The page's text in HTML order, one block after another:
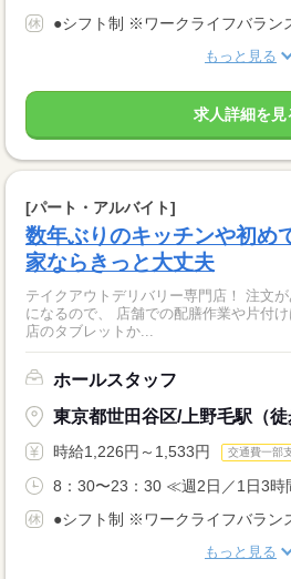
●シフト制 ※ワークライフバラン
もっと見る
求人詳細を見
[パート・アルバイト]
数年ぶりのキッチンや初め
家ならきっと大丈夫
テイクアウトデリバリー専門店！ 注文
になるので、 店舗での配膳作業や片付けは一切な
店のタブレットか...
ホールスタッフ
東京都世田谷区/上野毛駅（徒
時給1,226円～1,533円 交通費一部
8：30〜23：30 ≪週2日／1日3時
●シフト制 ※ワークライフバラン
もっと見る